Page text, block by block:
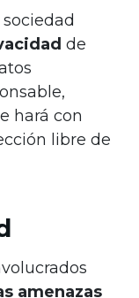
de
hará con
libre de
amenazas